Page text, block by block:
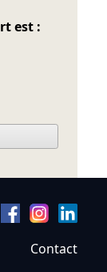
est :
Contact